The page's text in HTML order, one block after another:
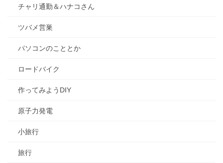
チャリ通勤＆ハナコさん
ツバメ営巣
パソコンのこととか
ロードバイク
作ってみようDIY
原子力発電
小旅行
旅行